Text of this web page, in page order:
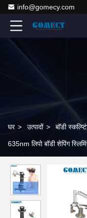
info@gomecy.com
घर > उत्पादों > बॉडी
635nm लिपो बॉडी शेपिंग